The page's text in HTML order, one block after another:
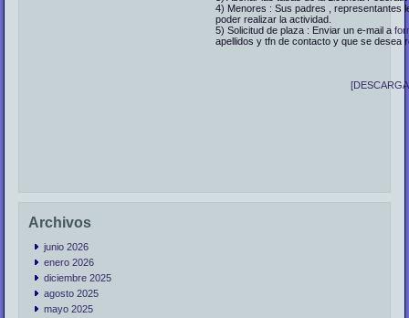
4) Menores : Sus padres , representantes
poder realizar la actividad.
5) Solicitud de plaza : Enviar un e-mail a
apellidos y tfn de contacto y que se
Archivos
junio 2026
enero 2026
diciembre 2025
agosto 2025
mayo 2025